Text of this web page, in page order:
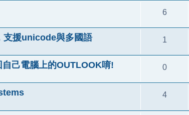
6
支援unicode與多國語 1
己電腦上的OUTLOOK唷! 0
4